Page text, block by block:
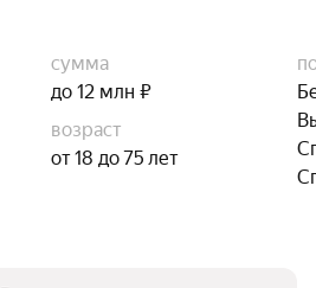
сумма
до 12 млн ₽
возраст
от 18 до 75 лет